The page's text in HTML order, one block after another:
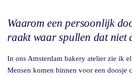
Waarom een persoonlijk
raakt waar spullen dat niet
In ons Amsterdam bakery atelier zie ik
Mensen komen binnen voor een doosje